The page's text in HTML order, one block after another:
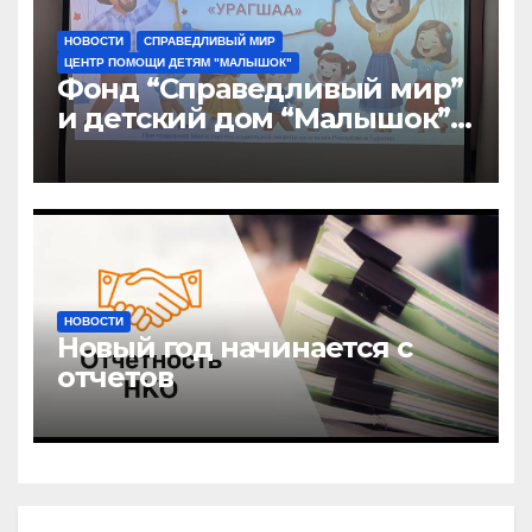
НОВОСТИ
СПРАВЕДЛИВЫЙ МИР
ЦЕНТР ПОМОЩИ ДЕТЯМ "МАЛЫШОК"
Фонд “Справедливый мир”
и детский дом “Малышок”
открыли центр новых
возможностей “УРАГШАА”
НОВОСТИ
Новый год начинается с
отчетов